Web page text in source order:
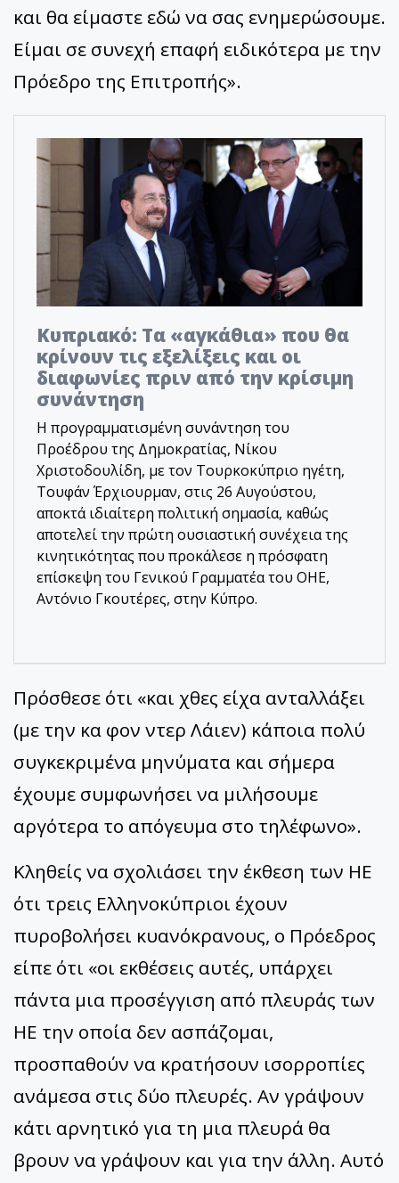
και θα είμαστε εδώ να σας ενημερώσουμε.
Είμαι σε συνεχή επαφή ειδικότερα με την
Πρόεδρο της Επιτροπής».
Κυπριακό: Τα «αγκάθια» που θα
κρίνουν τις εξελίξεις και οι
διαφωνίες πριν από την κρίσιμη
συνάντηση
Η προγραμματισμένη συνάντηση του
Προέδρου της Δημοκρατίας, Νίκου
Χριστοδουλίδη, με τον Τουρκοκύπριο ηγέτη,
Τουφάν Έρχιουρμαν, στις 26 Αυγούστου,
αποκτά ιδιαίτερη πολιτική σημασία, καθώς
αποτελεί την πρώτη ουσιαστική συνέχεια της
κινητικότητας που προκάλεσε η πρόσφατη
επίσκεψη του Γενικού Γραμματέα του ΟΗΕ,
Αντόνιο Γκουτέρες, στην Κύπρο.
Πρόσθεσε ότι «και χθες είχα ανταλλάξει
(με την κα φον ντερ Λάιεν) κάποια πολύ
συγκεκριμένα μηνύματα και σήμερα
έχουμε συμφωνήσει να μιλήσουμε
αργότερα το απόγευμα στο τηλέφωνο».
Κληθείς να σχολιάσει την έκθεση των ΗΕ
ότι τρεις Ελληνοκύπριοι έχουν
πυροβολήσει κυανόκρανους, ο Πρόεδρος
είπε ότι «οι εκθέσεις αυτές, υπάρχει
πάντα μια προσέγγιση από πλευράς των
ΗΕ την οποία δεν ασπάζομαι,
προσπαθούν να κρατήσουν ισορροπίες
ανάμεσα στις δύο πλευρές. Αν γράψουν
κάτι αρνητικό για τη μια πλευρά θα
βρουν να γράψουν και για την άλλη. Αυτό